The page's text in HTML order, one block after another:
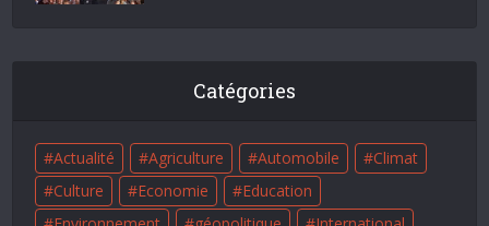
Catégories
Actualité Agriculture Automobile
Climat
Culture
Economie
Education